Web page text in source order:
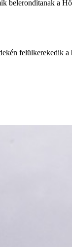
belerondítanak a
felülkerekedik